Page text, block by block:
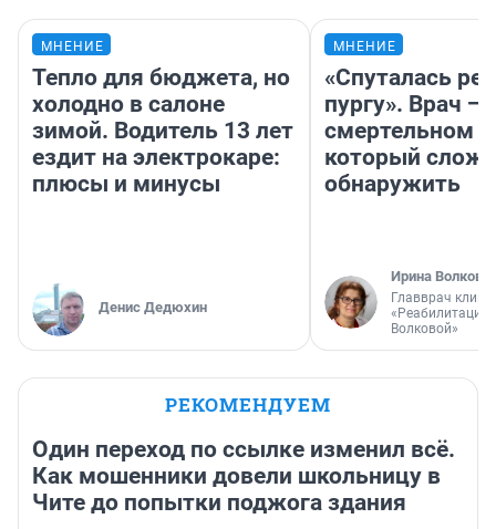
МНЕНИЕ
Тепло для бюджета, но
холодно в салоне
зимой. Водитель 13 лет
ездит на электрокаре:
плюсы и минусы
Денис Дедюхин
МНЕНИЕ
«Спуталась
пургу». Врач —
смертельном
который
обнаружить
Ирина Волкова
Главврач
«Реабилитация
Волковой»
РЕКОМЕНДУЕМ
Один переход по ссылке изменил всё.
Как мошенники довели школьницу в
Чите до попытки поджога здания